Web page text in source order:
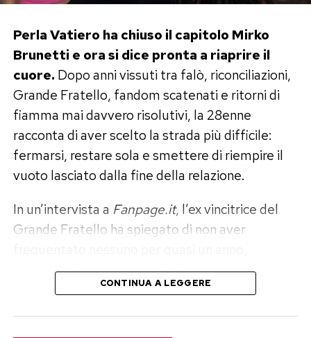
Perla Vatiero ha chiuso il capitolo Mirko
Brunetti e ora si dice pronta a riaprire il
cuore. Dopo anni vissuti tra falò, riconciliazioni,
Grande Fratello, fandom scatenati e ritorni di
fiamma mai davvero risolutivi, la 28enne
racconta di aver scelto la strada più difficile:
fermarsi, restare sola e smettere di riempire il
vuoto lasciato dalla fine della relazione.
In un’intervista a Fanpage.it, l’ex vincitrice del
Grande Fratello ha spiegato di non aver
escludendo anche rapporti fisici. «Volevo
disintossicarmi del tutto ed elaborare il dolore»,
CONTINUA A LEGGERE